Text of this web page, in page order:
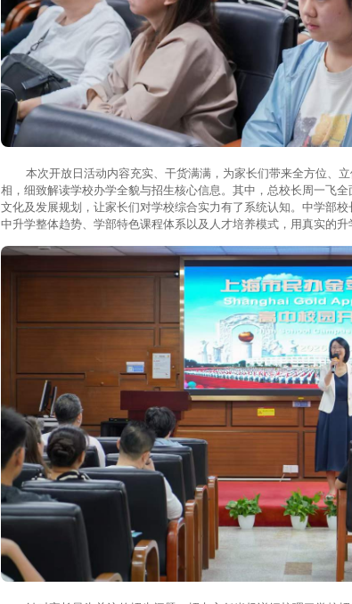
本次开放日活动内容充实、干货满满，为家长们带来全方位、立
相，细致解读学校办学全貌与招生核心信息。其中，总校长周一飞
文化及发展规划，让家长们对学校综合实力有了系统认知。中学部
中升学整体趋势、学部特色课程体系以及人才培养模式，用真实的